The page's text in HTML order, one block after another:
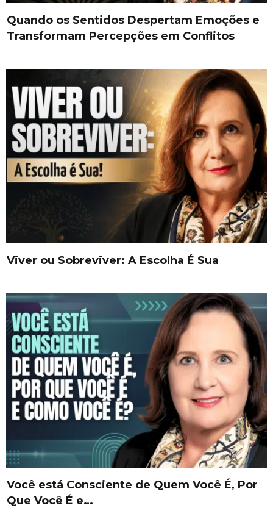
Quando os Sentidos Despertam Emoções e
Transformam Percepções em Conflitos
Viver ou Sobreviver: A Escolha É Sua
Você está Consciente de Quem Você É, Por
Que Você É e…